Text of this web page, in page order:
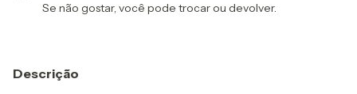
Se não gostar, você pode trocar ou devolver.
Descrição